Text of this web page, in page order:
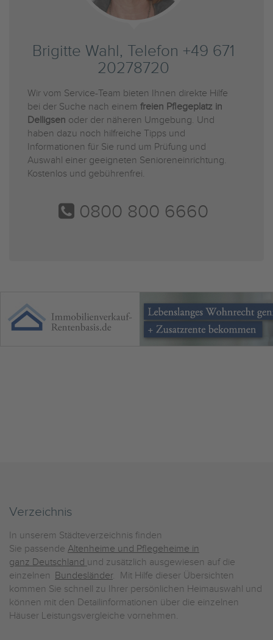
Brigitte Wahl, Telefon +49 671
20278720
Wir vom Service-Team bieten Ihnen direkte Hilfe
bei der Suche nach einem freien Pflegeplatz in
Delligsen oder der näheren Umgebung. Und
haben dazu noch hilfreiche Tipps und
Informationen für Sie rund um Prüfung und
Auswahl einer geeigneten Senioreneinrichtung.
Kostenlos und gebührenfrei.
0800 800 6660
Verzeichnis
In unserem Städteverzeichnis finden
Sie passende Altenheime und Pflegeheime in
ganz Deutschland und zusätzlich ausgewiesen auf die
einzelnen Bundesländer. Mit Hilfe dieser Übersichten
kommen Sie schnell zu Ihrer persönlichen Heimauswahl und
können mit den Detailinformationen über die einzelnen
Häuser Leistungsvergleiche vornehmen.